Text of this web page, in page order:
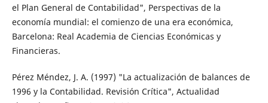
el Plan General de Contabilidad", Perspectivas de la
economía mundial: el comienzo de una era económica,
Barcelona: Real Academia de Ciencias Económicas y
Financieras.
Pérez Méndez, J. A. (1997) "La actualización de balances de
1996 y la Contabilidad. Revisión Crítica", Actualidad